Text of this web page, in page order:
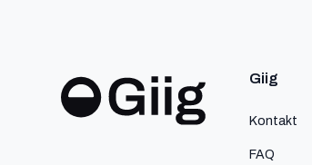
Giig
Kontakt
FAQ